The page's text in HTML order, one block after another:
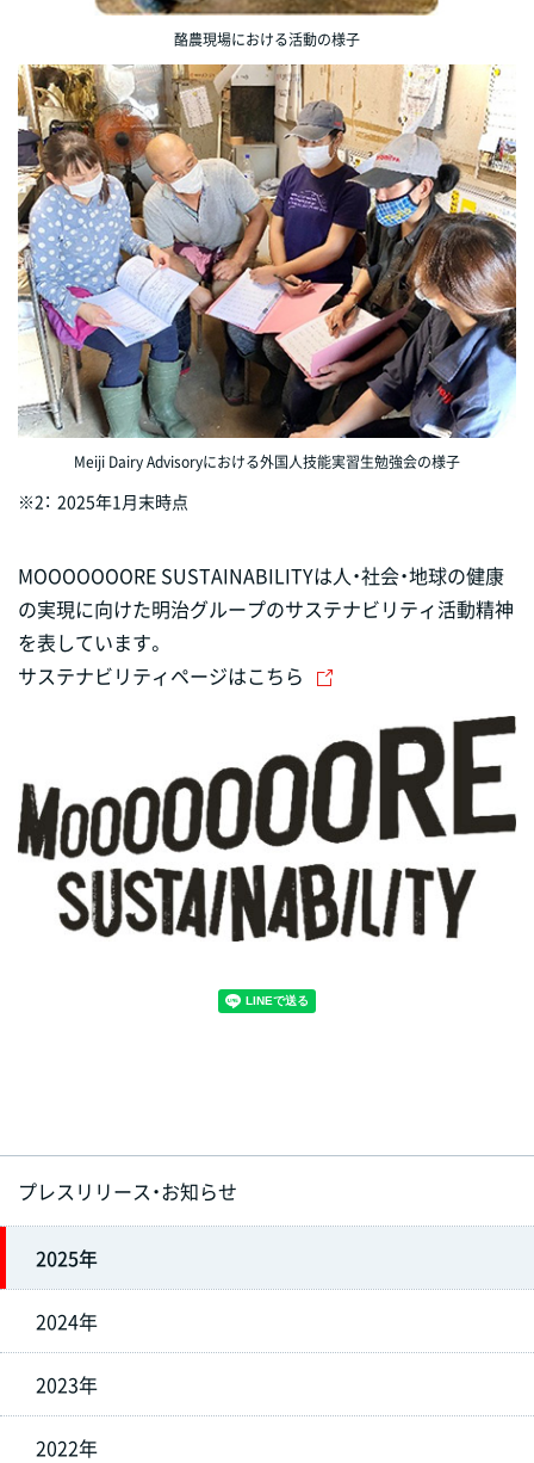
酪農現場における活動の様子
Meiji Dairy Advisoryにおける外国人技能実習生勉強会の様子
※2： 2025年1月末時点
MOOOOOOORE SUSTAINABILITYは人・社会・地球の健康
の実現に向けた明治グループのサステナビリティ活動精神
を表しています。
サステナビリティページはこちら
プレスリリース・お知らせ
2025年
2024年
2023年
2022年